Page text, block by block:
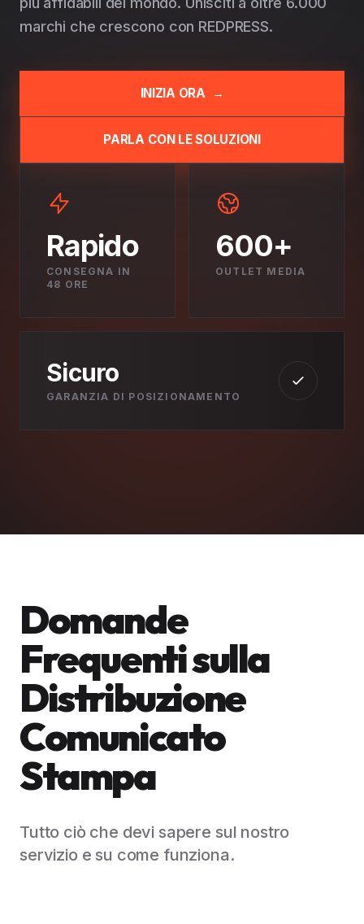
marchi che crescono con REDPRESS.
INIZIA ORA →
PARLA CON LE SOLUZIONI
Rapido
CONSEGNA IN
48 ORE
600+
OUTLET MEDIA
Sicuro
GARANZIA DI POSIZIONAMENTO
Domande
Frequenti sulla
Distribuzione
Comunicato
Stampa
Tutto ciò che devi sapere sul nostro
servizio e su come funziona.